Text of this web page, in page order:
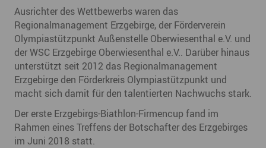
Ausrichter des Wettbewerbs waren das
Regionalmanagement Erzgebirge, der Förderverein
Olympiastützpunkt Außenstelle Oberwiesenthal e.V. und
der WSC Erzgebirge Oberwiesenthal e.V.. Darüber hinaus
unterstützt seit 2012 das Regionalmanagement
Erzgebirge den Förderkreis Olympiastützpunkt und
macht sich damit für den talentierten Nachwuchs stark.
Der erste Erzgebirgs-Biathlon-Firmencup fand im
Rahmen eines Treffens der Botschafter des Erzgebirges
im Juni 2018 statt.